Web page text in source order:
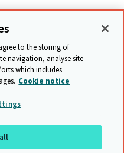
& Assessment
dei Dati
on modern slavery
Mappa del sito
to the storing of
navigation, analyse site
which includes
Cookie notice